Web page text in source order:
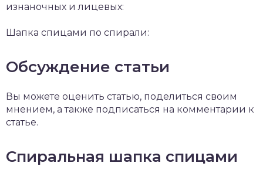
изнаночных и лицевых:
Шапка спицами по спирали:
Обсуждение статьи
Вы можете оценить статью, поделиться своим
мнением, а также подписаться на комментарии к
статье.
Спиральная шапка спицами